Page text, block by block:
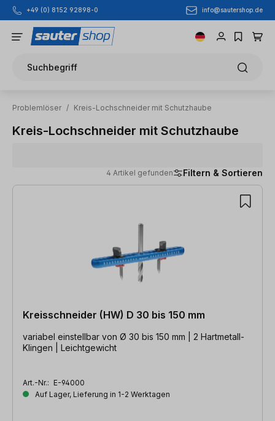
Zum Hauptinhalt springen
+49 (0) 8152 92898-0 info@sautershop.de
Suchbegriff
Problemlöser / Kreis-Lochschneider mit Schutzhaube
Kreis-Lochschneider mit Schutzhaube
4 Artikel gefunden Filtern & Sortieren
4 Artikel gefunden
Kreisschneider (HW) D 30 bis 150 mm
variabel einstellbar von Ø 30 bis 150 mm | 2 Hartmetall-
Klingen | Leichtgewicht
Art.-Nr.: E-94000
Auf Lager, Lieferung in 1-2 Werktagen